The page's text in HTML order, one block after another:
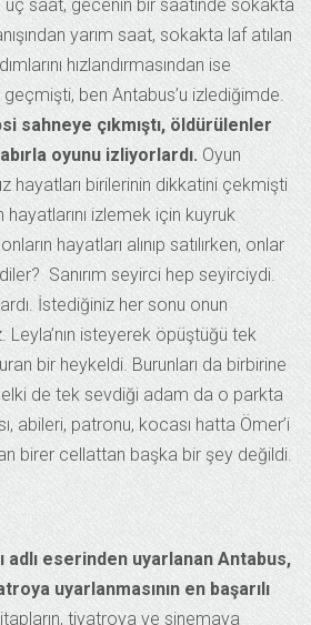
üç saat, gecenin bir saatinde sokakta
yarım saat, sokakta laf atılan
hızlandırmasından ise
ben Antabus’u izlediğimde.
sahneye çıkmıştı, öldürülenler
oyunu izliyorlardı. Oyun
hayatları birilerinin dikkatini çekmişti
hayatlarını izlemek için kuyruk
hayatları alınıp satılırken, onlar
Sanırım seyirci hep seyirciydi.
İstediğiniz her sonu onun
Leyla’nın isteyerek öpüştüğü tek
bir heykeldi. Burunları da birbirine
de tek sevdiği adam da o parkta
abileri, patronu, kocası hatta Ömer’i
birer cellattan başka bir şey değildi.
adlı eserinden uyarlanan Antabus,
uyarlanmasının en başarılı
tiyatroya ve sinemaya